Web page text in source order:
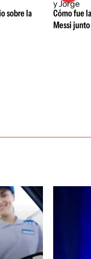
sobre la
Cómo fue
Messi